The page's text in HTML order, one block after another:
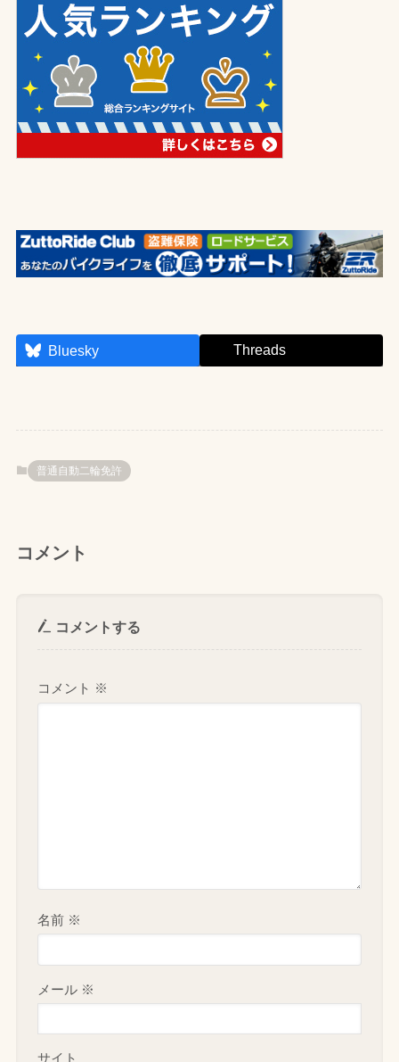
Bluesky Threads
普通自動二輪免許
コメント
コメントする
コメント ※
名前 ※
メール ※
サイト